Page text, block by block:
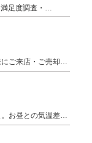
足度調査・…
にご来店・ご売却…
。お昼との気温差…